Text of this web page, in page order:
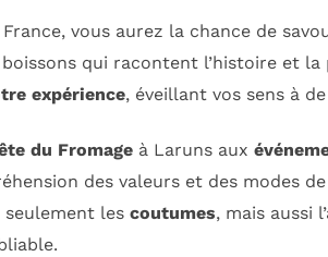
vous aurez la chance de
qui racontent l’histoire et
expérience, éveillant vos sens à
du Fromage à Laruns aux
des valeurs et des modes
les coutumes, mais aussi